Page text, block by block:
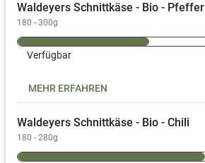
Waldeyers Schnittkäse - Bio - Pfeffer
180 - 300g
Verfügbar
MEHR ERFAHREN
Waldeyers Schnittkäse - Bio - Chili
180 - 280g